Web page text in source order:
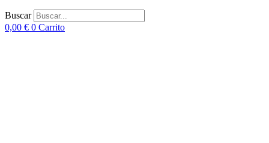
Buscar
0,00 € 0 Carrito